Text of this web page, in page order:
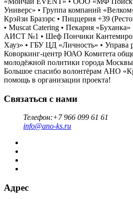
Универс» • Группа компаний
Крэйзи Бразэрс • Пиццерия +39
• Muscat Catering • Пекарня
АИСТ №1 • Шеф Пончики
Хауз» • ГБУ ЦД «Личность» • Управа
Коворкинг-центр ЮАО Комитета
молодёжной политики города
Большое спасибо волонтёрам АНО
помощь в организации проекта!
Связаться с нами
Телефон:+7 966 099 61 61
info@ano-ks.ru
Адрес